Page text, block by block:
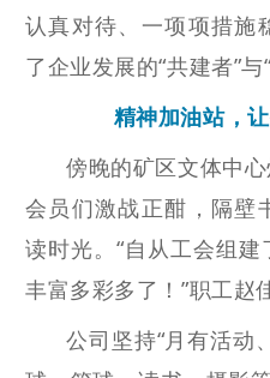
认真对待、一项项措施
了企业发展的“共建者”与
精神加油站，让
傍晚的矿区文体中
会员们激战正酣，隔壁
读时光。“自从工会组
丰富多彩多了！”职工赵
公司 坚持“月有活动